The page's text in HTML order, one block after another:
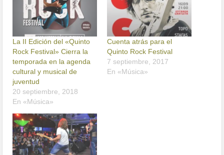
La II Edición del «Quinto
Rock Festival» Cierra la
temporada en la agenda
cultural y musical de
juventud
20 septiembre, 2018
En «Música»
Cuenta atrás para el
Quinto Rock Festival
7 septiembre, 2017
En «Música»